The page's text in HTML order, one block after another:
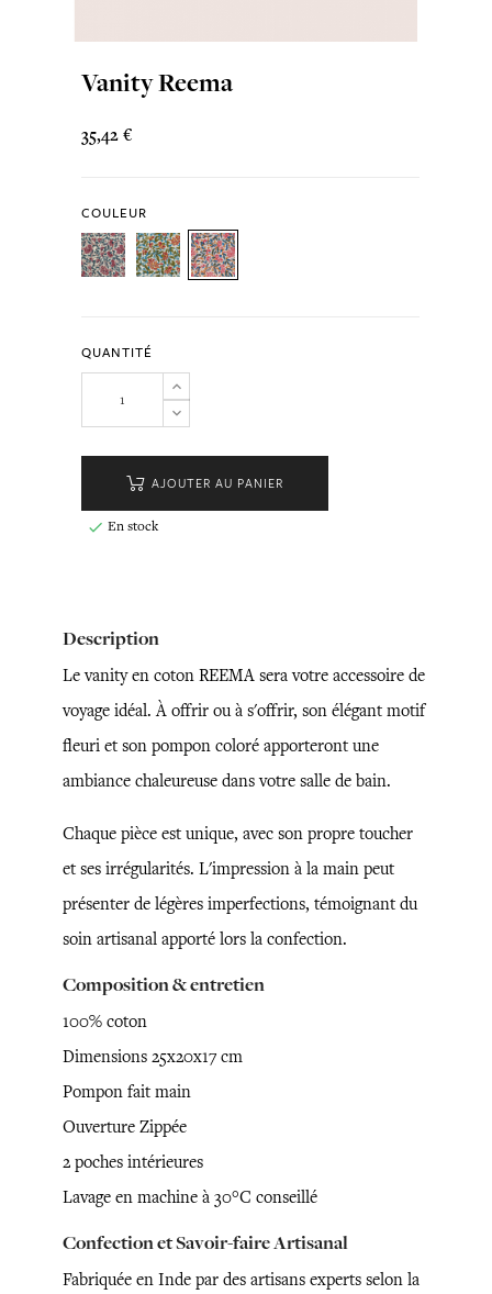
Vanity Reema
35,42 €
COULEUR
QUANTITÉ
AJOUTER AU PANIER
 En stock
Description
Le vanity en coton REEMA sera votre accessoire de
voyage idéal. À offrir ou à s'offrir, son élégant motif
fleuri et son pompon coloré apporteront une
ambiance chaleureuse dans votre salle de bain.
Chaque pièce est unique, avec son propre toucher
et ses irrégularités. L'impression à la main peut
présenter de légères imperfections, témoignant du
soin artisanal apporté lors la confection.
Composition & entretien
100% coton
Dimensions 25x20x17 cm
Pompon fait main
Ouverture Zippée
2 poches intérieures
Lavage en machine à 30°C conseillé
Confection et Savoir-faire Artisanal
Fabriquée en Inde par des artisans experts selon la